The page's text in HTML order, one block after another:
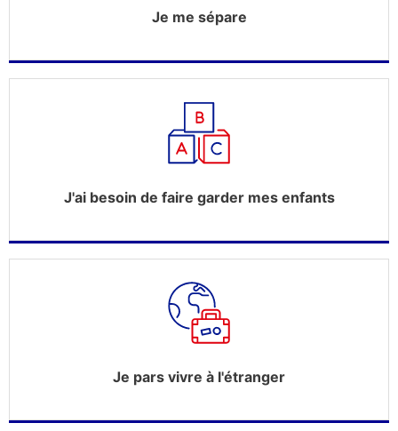
Je me sépare
J'ai besoin de faire garder mes enfants
Je pars vivre à l'étranger